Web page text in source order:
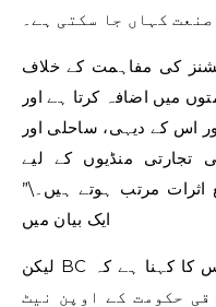
کہاں جا سکتی ہے۔
کی مفاہمت کے خلاف
میں اضافہ کرتا ہے اور
اس کے دیہی، ساحلی اور
تجارتی منڈیوں کے لیے
اثرات مرتب ہوتے ہیں۔\”
ایک بیان میں
لیکن BC کے فرسٹ نیشنز وائلڈ سالمن الائنس کا کہنا ہے کہ
حکومت کے اوپن نیٹ